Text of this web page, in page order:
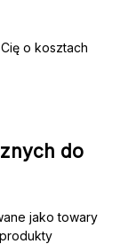
o kosztach
do
jako towary